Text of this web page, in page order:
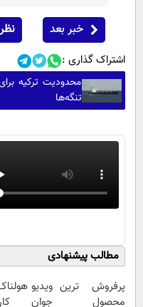
خبر بعد
اشتراک گذاری :
محدودیت ترکیه
تنگه‌ها
مطالب پیشنهادی
پرفروش ترین
محصول
ویدیو
جوان